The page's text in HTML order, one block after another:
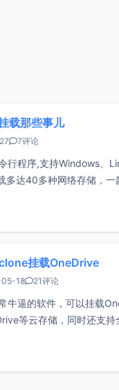
载那些事儿
7评论
行程序,支持Windows、
多达40多种网络存储，一
以CentOS 7为例，下面命
Golang进
挂载OneDrive
18 21评论
牛逼的软件，可以挂载
等云存储，同时还支持
Rclone挂载OneDrive的